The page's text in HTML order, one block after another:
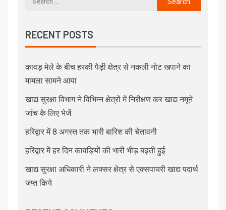
RECENT POSTS
कावड़ मेले के बीच हरकी पैड़ी क्षेत्र से नकली नोट खपाने का
मामला सामने आया
खाद्य सुरक्षा विभाग ने विभिन्न क्षेत्रों में निरीक्षण कर खाद्य नमूने
जांच के लिए भेजें
हरिद्वार में 8 अगस्त तक भारी बारिश की चेतावनी
हरिद्वार में हर दिन कावड़ियों की भारी भीड़ बढ़ती हुई
खाद्य सुरक्षा अधिकारी ने लक्सर क्षेत्र से एक्सपायरी खाद्य पदार्थ
जप्त किये